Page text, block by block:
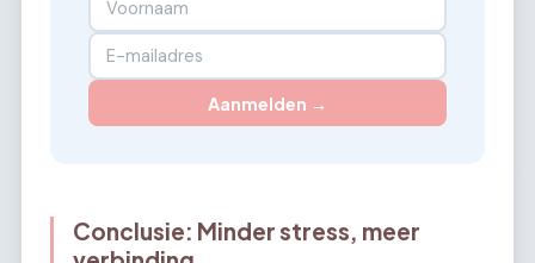
Aanmelden →
Conclusie: Minder stress, meer